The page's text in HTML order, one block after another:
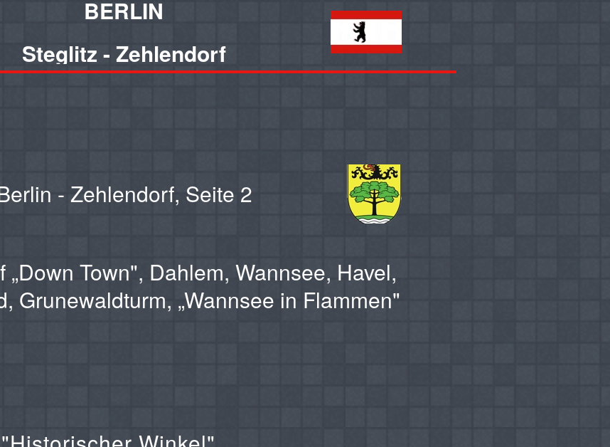
BERLIN
Steglitz - Zehlendorf
- Zehlendorf, Seite 2
„Down Town", Dahlem, Wannsee, Havel,
Grunewaldturm, „Wannsee in Flammen"